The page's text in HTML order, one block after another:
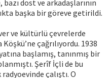
dost ve arkadaşlarının
başka bir göreve getirildi.
ve kültürlü çevrelerde
çağrılıyordu. 1938
başlamış, tanınmış bir
Şerîf İçli de bu
çalıştı. O